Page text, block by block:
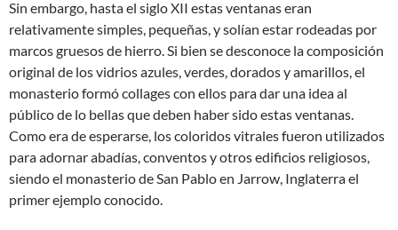
Sin embargo, hasta el siglo XII estas ventanas eran
relativamente simples, pequeñas, y solían estar rodeadas por
marcos gruesos de hierro. Si bien se desconoce la composición
original de los vidrios azules, verdes, dorados y amarillos, el
monasterio formó collages con ellos para dar una idea al
público de lo bellas que deben haber sido estas ventanas.
Como era de esperarse, los coloridos vitrales fueron utilizados
para adornar abadías, conventos y otros edificios religiosos,
siendo el monasterio de San Pablo en Jarrow, Inglaterra el
primer ejemplo conocido.